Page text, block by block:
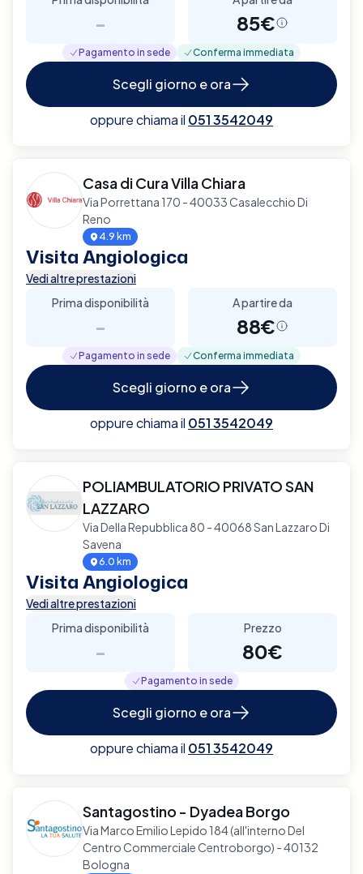
- 85€
Pagamento in sede Conferma immediata
Scegli giorno e ora
oppure chiama il 051 3542049
Casa di Cura Villa Chiara
Via Porrettana 170 - 40033 Casalecchio Di
Reno
4.9 km
Visita Angiologica
Vedi altre prestazioni
Prima disponibilità
-
A partire da
88€
Pagamento in sede Conferma immediata
Scegli giorno e ora
oppure chiama il 051 3542049
POLIAMBULATORIO PRIVATO SAN
LAZZARO
Via Della Repubblica 80 - 40068 San Lazzaro Di
Savena
6.0 km
Visita Angiologica
Vedi altre prestazioni
Prima disponibilità
-
Prezzo
80€
Pagamento in sede
Scegli giorno e ora
oppure chiama il 051 3542049
Santagostino - Dyadea Borgo
Via Marco Emilio Lepido 184 (all'interno Del
Centro Commerciale Centroborgo) - 40132
Bologna